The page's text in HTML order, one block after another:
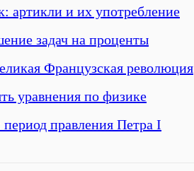
артикли и их употребление
задач на проценты
Французская революция
уравнения по физике
правления Петра I